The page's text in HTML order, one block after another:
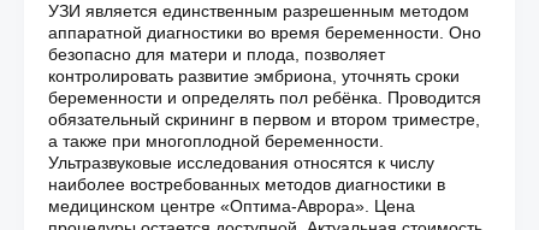
УЗИ является единственным разрешенным методом
аппаратной диагностики во время беременности. Оно
безопасно для матери и плода, позволяет
контролировать развитие эмбриона, уточнять сроки
беременности и определять пол ребёнка. Проводится
обязательный скрининг в первом и втором триместре,
а также при многоплодной беременности.
Ультразвуковые исследования относятся к числу
наиболее востребованных методов диагностики в
медицинском центре «Оптима-Аврора». Цена